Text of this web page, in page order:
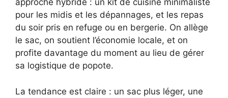
approche hybride : un kit de cuisine minimaliste
pour les midis et les dépannages, et les repas
du soir pris en refuge ou en bergerie. On allège
le sac, on soutient l’économie locale, et on
profite davantage du moment au lieu de gérer
sa logistique de popote.
La tendance est claire : un sac plus léger, une